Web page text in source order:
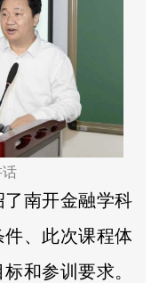
话
南开金融学科
、此次课程体
和参训要求。